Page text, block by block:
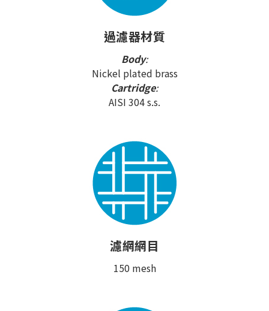
過濾器材質
Body:
Nickel plated brass
Cartridge:
AISI 304 s.s.
濾網網目
150 mesh